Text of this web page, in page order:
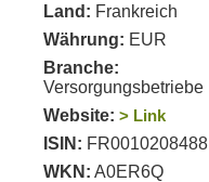
Land: Frankreich
Währung: EUR
Branche:
Versorgungsbetriebe
Website: > Link
ISIN: FR0010208488
WKN: A0ER6Q